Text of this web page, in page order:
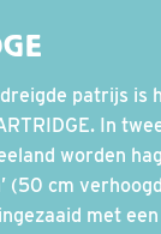
patrijs is
In
worden
(50 cm
met